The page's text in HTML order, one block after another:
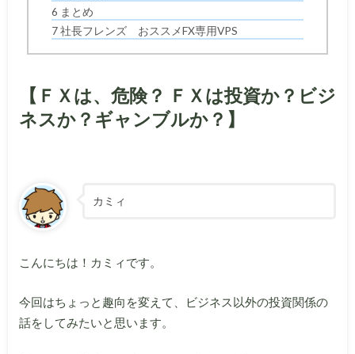
6 まとめ
7 社長フレンズ おススメFX専用VPS
【ＦＸは、危険？ ＦＸは投資か？ビジ
ネスか？ギャンブルか？】
カミィ
こんにちは！カミィです。
今回はちょっと趣向を変えて、ビジネス以外の投資関係の
話をしてみたいと思います。